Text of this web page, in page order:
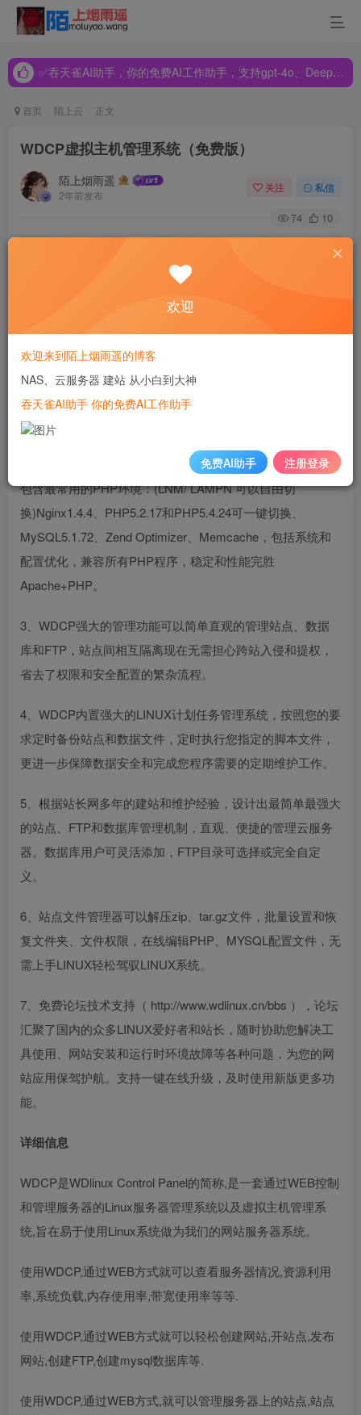
✅吞天雀AI助手，你的免费AI工作助手，支持gpt-4o、DeepSeek、Claude🔥🔥🔥🔥
✅吞天雀AI助手，你的免费AI工作助手，支持gpt-4o、DeepSeek、Claude🔥🔥🔥🔥
✅吞天雀AI助手，你的免费AI工作助手，支持gpt-4o、DeepSeek、Claude🔥🔥🔥🔥
首页 陌上云 正文
WDCP虚拟主机管理系统（免费版）
陌上烟雨遥
2年前发布
关注 私信
74 10
1、WDCP是国内免费LINUX主机管理面板市场中占有率最高
的产品，没有之一。据不完全统计。自2011年来发布以来，
WDCP的下载安装次数已达数十万次。广大站长朋友对于
WDCP都有极高的评价，国内众多IDC公司也都在VPS里预
装WDCP，以方便用户管理。
2、WDCP前端采用WEB方式管理，占用系统资源极低，也
包含最常用的PHP环境：(LNM/ LAMPN 可以自由切
换)Nginx1.4.4、PHP5.2.17和PHP5.4.24可一键切换、
MySQL5.1.72、Zend Optimizer、Memcache，包括系统和
配置优化，兼容所有PHP程序，稳定和性能完胜
Apache+PHP。
3、WDCP强大的管理功能可以简单直观的管理站点、数据
库和FTP，站点间相互隔离现在无需担心跨站入侵和提权，
省去了权限和安全配置的繁杂流程。
4、WDCP内置强大的LINUX计划任务管理系统，按照您的要
求定时备份站点和数据文件，定时执行您指定的脚本文件，
更进一步保障数据安全和完成您程序需要的定期维护工作。
5、根据站长网多年的建站和维护经验，设计出最简单最强大
的站点、FTP和数据库管理机制，直观、便捷的管理云服务
器。数据库用户可灵活添加，FTP目录可选择或完全自定
义。
6、站点文件管理器可以解压zip、tar.gz文件，批量设置和恢
复文件夹、文件权限，在线编辑PHP、MYSQL配置文件，无
需上手LINUX轻松驾驭LINUX系统。
7、免费论坛技术支持（ http://www.wdlinux.cn/bbs ），论坛
汇聚了国内的众多LINUX爱好者和站长，随时协助您解决工
具使用、网站安装和运行时环境故障等各种问题，为您的网
站应用保驾护航。支持一键在线升级，及时使用新版更多功
能。
详细信息
WDCP是WDlinux Control Panel的简称,是一套通过WEB控制
和管理服务器的Linux服务器管理系统以及虚拟主机管理系
统,旨在易于使用Linux系统做为我们的网站服务器系统。
使用WDCP,通过WEB方式就可以查看服务器情况,资源利用
率,系统负载,内存使用率,带宽使用率等等.
使用WDCP,通过WEB方式就可以轻松创建网站,开站点,发布
网站,创建FTP,创建mysql数据库等.
使用WDCP,通过WEB方式,就可以管理服务器上的站点,站点
欢迎
欢迎来到陌上烟雨遥的博客
NAS、云服务器 建站 从小白到大神
吞天雀AI助手 你的免费AI工作助手
免费AI助手 注册登录